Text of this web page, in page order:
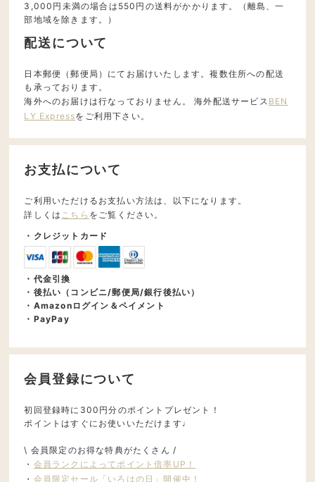
3,000円未満の場合は550円の送料がかかります。（離島、一
部地域を除きます。）
配送について
日本郵便（郵便局）にてお届けいたします。複数住所への配送
も承っております。
海外へのお届けは行なっておりません。 海外配送サービス BEN
LY Expressをご利用下さい。
お支払について
ご利用いただけるお支払い方法は、以下になります。
詳しくは こちら をご覧ください。
・クレジットカード
・代金引換
・後払い（コンビニ/郵便局/銀行後払い）
・Amazonログイン＆ペイメント
・PayPay
会員登録について
初回登録時に300円分のポイントプレゼント！
ポイントはすぐにお使いいただけます♩
\ 会員限定のお得な特典がたくさん /
・ 会員ランクによってポイント倍率UP！
・ 会員限定セール「いろはの日」開催中！